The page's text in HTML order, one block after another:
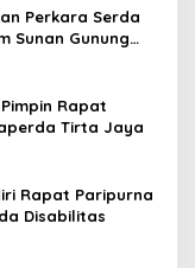
Perkara Serda
Sunan Gunung
Rapat
Tirta Jaya
Rapat Paripurna
Disabilitas